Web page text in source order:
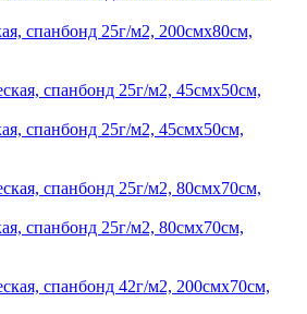
спанбонд 25г/м2, 200смх80см,
спанбонд 25г/м2, 45смх50см,
спанбонд 25г/м2, 80смх70см,